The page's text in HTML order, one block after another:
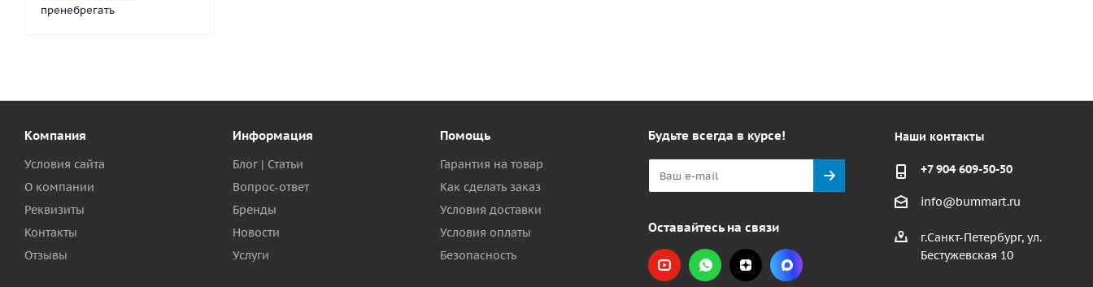
пренебрегать
Компания
Условия сайта
О компании
Реквизиты
Контакты
Отзывы
Информация
Блог | Статьи
Вопрос-ответ
Бренды
Новости
Услуги
Помощь
Гарантия на товар
Как сделать заказ
Условия доставки
Условия оплаты
Безопасность
Будьте всегда в курсе!
Оставайтесь на связи
Наши контакты
+7 904 609-50-50
info@bummart.ru
г.Санкт-Петербург, ул.
Бестужевская 10